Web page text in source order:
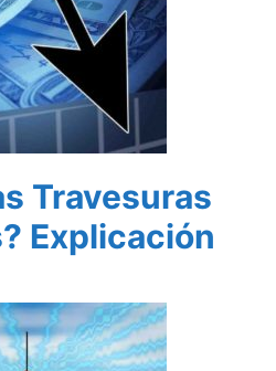
Travesuras
Explicación